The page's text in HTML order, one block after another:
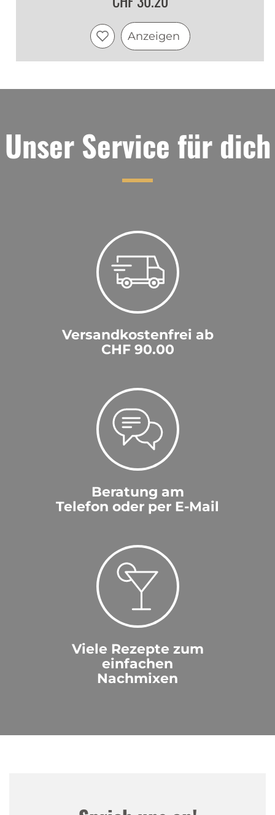
Anzeigen
Unser Service für dich
Versandkostenfrei ab
CHF 90.00
Beratung am
Telefon oder per E-Mail
Viele Rezepte zum
einfachen
Nachmixen